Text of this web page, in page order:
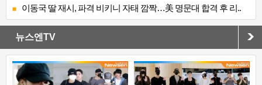
이동국 딸 재시, 파격 비키니 자태 깜짝…美 명문대 합격 후 리..
뉴스엔TV